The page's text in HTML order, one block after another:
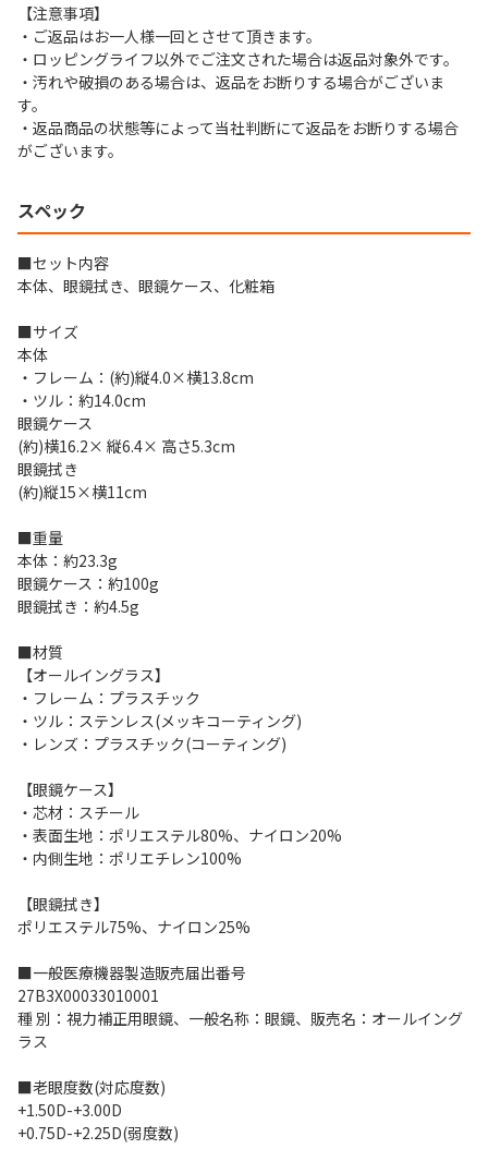
【注意事項】
・ご返品はお一人様一回とさせて頂きます。
・ロッピングライフ以外でご注文された場合は返品対象外です。
・汚れや破損のある場合は、返品をお断りする場合がございま
す。
・返品商品の状態等によって当社判断にて返品をお断りする場合
がございます。
スペック
■セット内容
本体、眼鏡拭き、眼鏡ケース、化粧箱
■サイズ
本体
・フレーム：(約)縦4.0×横13.8cm
・ツル：約14.0cm
眼鏡ケース
(約)横16.2× 縦6.4× 高さ5.3cm
眼鏡拭き
(約)縦15×横11cm
■重量
本体：約23.3g
眼鏡ケース：約100g
眼鏡拭き：約4.5g
■材質
【オールイングラス】
・フレーム：プラスチック
・ツル：ステンレス(メッキコーティング)
・レンズ：プラスチック(コーティング)
【眼鏡ケース】
・芯材：スチール
・表面生地：ポリエステル80%、ナイロン20%
・内側生地：ポリエチレン100%
【眼鏡拭き】
ポリエステル75%、ナイロン25%
■一般医療機器製造販売届出番号
27B3X00033010001
種 別：視力補正用眼鏡、一般名称：眼鏡、販売名：オールイング
ラス
■老眼度数(対応度数)
+1.50D-+3.00D
+0.75D-+2.25D(弱度数)